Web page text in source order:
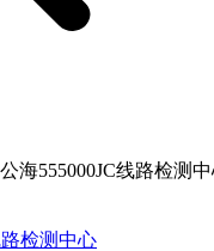
海555000JC线路检测
检测中心